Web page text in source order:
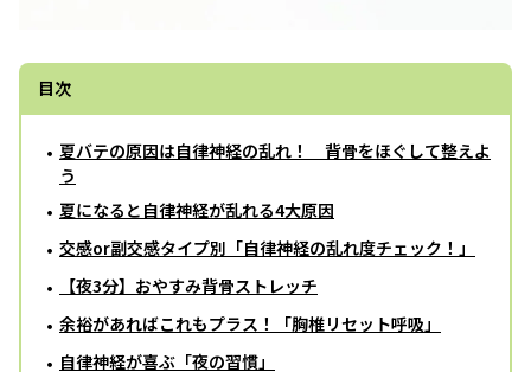
目次
夏バテの原因は自律神経の乱れ！ 背骨をほぐして整えよ
う
夏になると自律神経が乱れる4大原因
交感or副交感タイプ別「自律神経の乱れ度チェック！」
【夜3分】おやすみ背骨ストレッチ
余裕があればこれもプラス！「胸椎リセット呼吸」
自律神経が喜ぶ「夜の習慣」